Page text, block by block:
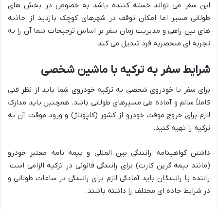
این سفر می تواند خسته کننده باشد به خصوص در بخش های
طولانی مسیر اما امکان توقف در شهرهای کوچک بازدید از جاذبه
های بین راهی و مدیریت زمان سفر بر اساس ترجیحات شما آن را به
تجربه ای منحصربه فرد تبدیل می کند.
شرایط سفر به ترکیه با ماشین شخصی
برای سفر با خودروی شخصی به ترکیه خودروی شما باید از نظر فنی
کاملاً سالم و آماده طی مسیرهای طولانی باشد. همچنین باید مدارک
لازم برای خروج موقت خودرو از کشور (کاپوتاژ) و ورود موقت آن به
ترکیه را تهیه کنید.
داشتن گواهینامه رانندگی بین المللی و بیمه نامه معتبر خودرو
(مانند بیمه گرین کارت) برای رانندگی قانونی در ترکیه الزامی است.
راننده یا رانندگان باید آمادگی لازم برای رانندگی در ساعات طولانی و
در شرایط جاده ای مختلف را داشته باشند.